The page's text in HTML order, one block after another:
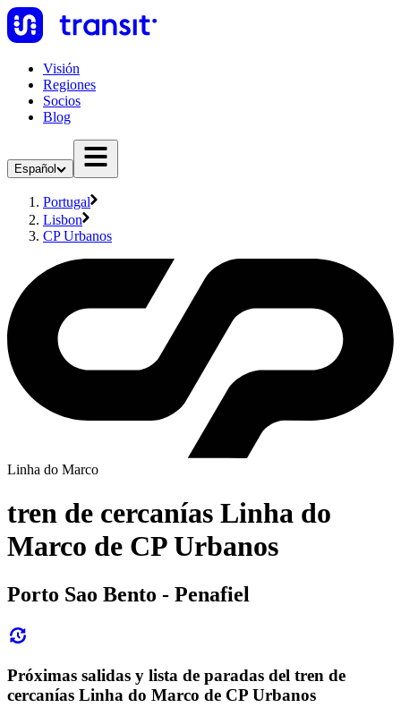
Visión
Regiones
Socios
Blog
Español
Portugal
Lisbon
CP Urbanos
Linha do Marco
tren de cercanías Linha do
Marco de CP Urbanos
Porto Sao Bento - Penafiel
Próximas salidas y lista de paradas del tren de
cercanías Linha do Marco de CP Urbanos